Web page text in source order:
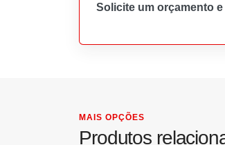
Solicite um orçamento
MAIS OPÇÕES
Produtos